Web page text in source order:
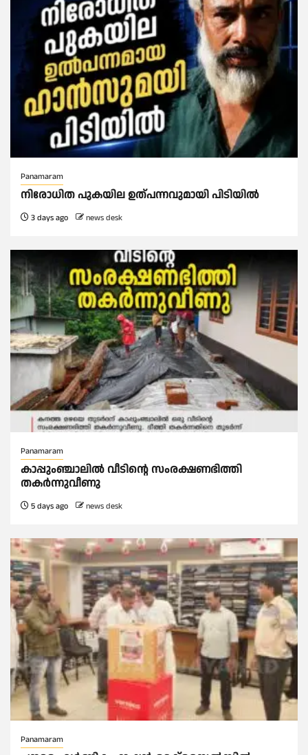
Panamaram
നിരോധിത പുകയില ഉത്പന്നവുമായി പിടിയിൽ
3 days ago news desk
Panamaram
കാപ്പുംഞ്ചാലിൽ വീടിൻ്റെ സംരക്ഷണഭിത്തി
തകർന്നുവീണു
5 days ago news desk
Panamaram